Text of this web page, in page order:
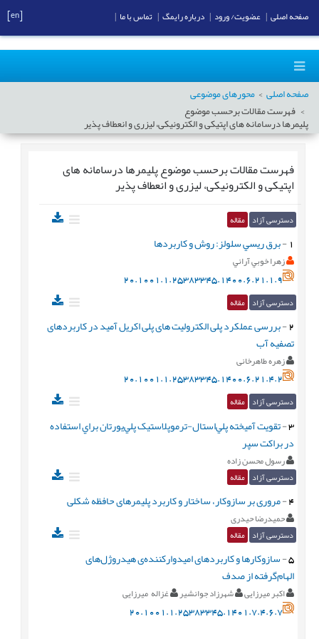
صفحه اصلی
محورهای موضوعی
فهرست مقالات برحسب موضوع
پليمرها درسامانه های اپتیکی و الکترونیکی، لیزری و انعطاف پذیر
فهرست مقالات برحسب موضوعپليمرها درسامانه های
اپتیکی و الکترونیکی، لیزری و انعطاف پذیر
دسترسی آزاد مقاله
-برق ريسي سلولز: روش و کاربردها
زهرا خوبي آراني
20.1001.1.25383345.1400.6.21.1.9
دسترسی آزاد مقاله
2
-بررسی عملکرد پلی الکترولیت های پلی اکریل آمید در کاربردهای
تصفیه آب
زهره طاهرخانی
20.1001.1.25383345.1400.6.21.4.2
دسترسی آزاد مقاله
3
-تقويت آميخته پلي‌استال-ترموپلاستيک پلي‌يورتان براي استفاده
در براکت سپر
رسول محسن زاده
دسترسی آزاد مقاله
4
-مروری بر سازوکار، ساختار و کاربرد پلیمرهای حافظه شکلی
حمیدرضا حیدری
دسترسی آزاد مقاله
5
-سازوکارها و کاربردهای امیدوارکننده‌ی هیدروژل‌های
الهام‌گرفته از صدف
اکبر میرزایی شهرزاد جوانشیر غزاله میرزایی
20.1001.1.25383345.1401.7.4.6.7
صفحه اصلی عضویت/ ورود درباره رایمگ تماس با ما